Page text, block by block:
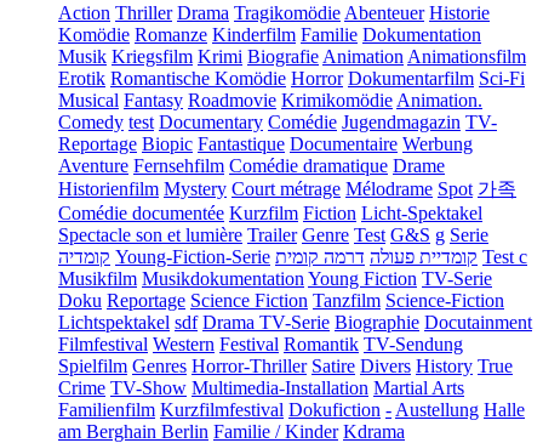
Action Thriller Drama Tragikomödie Abenteuer Historie
Komödie Romanze Kinderfilm Familie Dokumentation
Musik Kriegsfilm Krimi Biografie Animation Animationsfilm
Erotik Romantische Komödie Horror Dokumentarfilm Sci-Fi
Musical Fantasy Roadmovie Krimikomödie Animation.
Comedy test Documentary Comédie Jugendmagazin TV-
Reportage Biopic Fantastique Documentaire Werbung
Aventure Fernsehfilm Comédie dramatique Drame
Historienfilm Mystery Court métrage Mélodrame Spot 가족
Comédie documentée Kurzfilm Fiction Licht-Spektakel
Spectacle son et lumière Trailer Genre Test G&S g Serie
קומדיה Young-Fiction-Serie קומדיית פעולה דרמה קומית
Test c
Musikfilm Musikdokumentation Young Fiction TV-Serie
Doku Reportage Science Fiction Tanzfilm Science-Fiction
Lichtspektakel sdf Drama TV-Serie Biographie Docutainment
Filmfestival Western Festival Romantik TV-Sendung
Spielfilm Genres Horror-Thriller Satire Divers History True
Crime TV-Show Multimedia-Installation Martial Arts
Familienfilm Kurzfilmfestival Dokufiction - Austellung Halle
am Berghain Berlin Familie / Kinder Kdrama